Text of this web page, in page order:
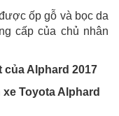
ốp gỗ và bọc da
cấp của chủ nhân
Toyota Alphard